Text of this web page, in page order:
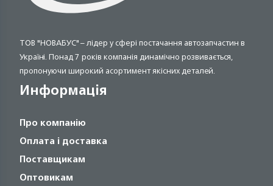
ТОВ "НОВАБУС" – лідер у сфері постачання автозапчастин в
Україні. Понад 7 років компанія динамічно розвивається,
пропонуючи широкий асортимент якісних деталей.
Информація
Про компанію
Оплата і доставка
Поставщикам
Оптовикам